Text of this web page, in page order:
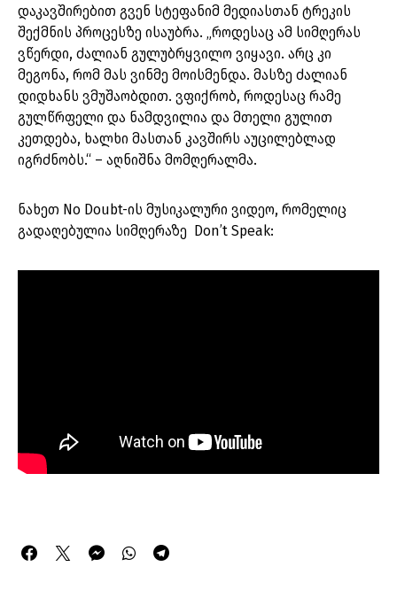
დაკავშირებით გვენ სტეფანიმ მედიასთან ტრეკის
შექმნის პროცესზე ისაუბრა. „როდესაც ამ სიმღერას
ვწერდი, ძალიან გულუბრყვილო ვიყავი. არც კი
მეგონა, რომ მას ვინმე მოისმენდა. მასზე ძალიან
დიდხანს ვმუშაობდით. ვფიქრობ, როდესაც რამე
გულწრფელი და ნამდვილია და მთელი გულით
კეთდება, ხალხი მასთან კავშირს აუცილებლად
იგრძნობს.“ – აღნიშნა მომღერალმა.
ნახეთ No Doubt-ის მუსიკალური ვიდეო, რომელიც
გადაღებულია სიმღერაზე Don’t Speak: